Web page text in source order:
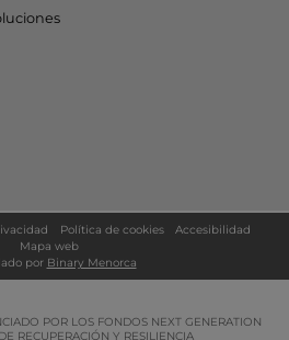
Política de cookies
Accesibilidad
Mapa web
por Binary Menorca
POR LOS FONDOS NEXT GENERATION
RECUPERACIÓN Y RESILIENCIA